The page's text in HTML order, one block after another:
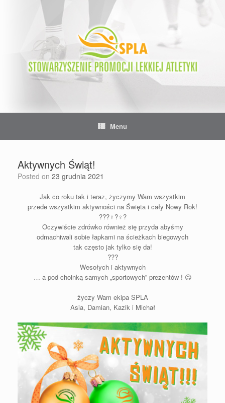
Menu
Aktywnych Świąt!
Posted on 23 grudnia 2021
Jak co roku tak i teraz, życzymy Wam wszystkim
przede wszystkim aktywności na Święta i cały Nowy Rok!
???‍♀️?‍♀️?
Oczywiście zdrówko również się przyda abyśmy
odmachiwali sobie łapkami na ścieżkach biegowych
tak często jak tylko się da!
???
Wesołych i aktywnych
… a pod choinką samych „sportowych” prezentów ! 😉
życzy Wam ekipa SPLA
Asia, Damian, Kazik i Michał